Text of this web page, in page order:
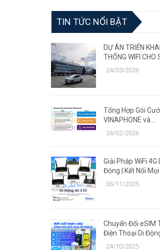
TIN TỨC NỔI BẬT
DỰ ÁN TRIỂN
THỐNG WIFI CHO
BAY – GIẢI PHÁP
24/03/2026
Tổng Hợp Gói
VINAPHONE và
MOBIFONE Giá Ưu
28/02/2026
Giải Pháp WiFi 4G
Động | Kết Nối Mọi
Cùng Router TP-
06/11/2025
Chuyển Đổi eSIM
Điện Thoại Di
Trong 5 Phút | Giải
24/10/2025